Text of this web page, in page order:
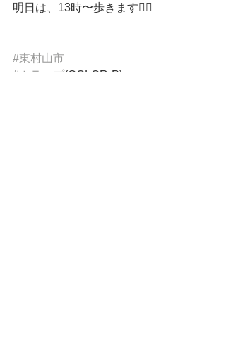
明日は、13時〜歩きます🚶‍♂️
#東村山市
#カラップ(COLOR-P)